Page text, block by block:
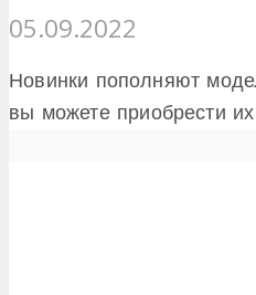
05.09.2022
Новинки пополняют
вы можете приобрести